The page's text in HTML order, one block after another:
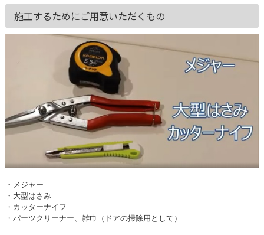
施工するためにご用意いただくもの
・メジャー
・大型はさみ
・カッターナイフ
・パーツクリーナー、雑巾（ドアの掃除用として）